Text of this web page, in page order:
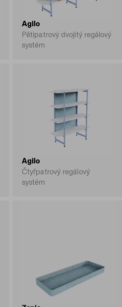
Agilo
Pětipatrový dvojitý regálový
systém
Agilo
Čtyřpatrový regálový
systém